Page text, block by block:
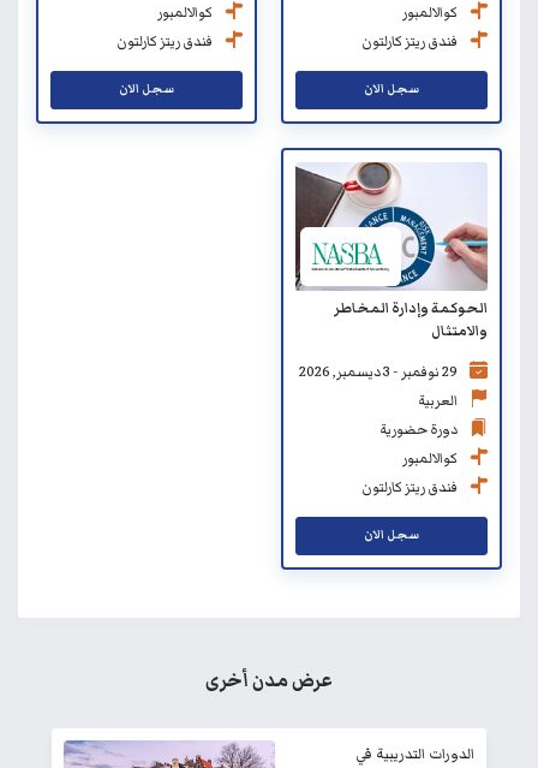
كوالالمبور
فندق ريتز كارلتون
سجل الان
كوالالمبور
فندق ريتز كارلتون
سجل الان
الحوكمة وإدارة المخاطر
والامتثال
29 نوفمبر - 3 ديسمبر, 2026
العربية
دورة حضورية
كوالالمبور
فندق ريتز كارلتون
سجل الان
عرض مدن أخرى
الدورات التدريبية في